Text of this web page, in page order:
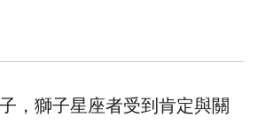
，獅子星座者受到肯定與關